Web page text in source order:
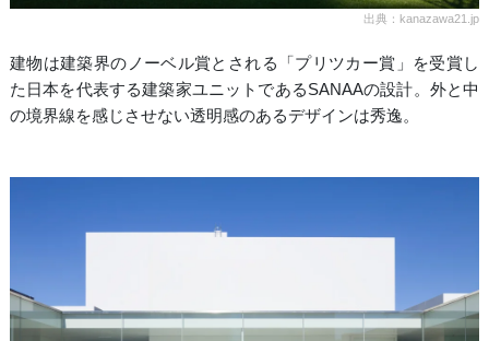
出典：kanazawa21.jp
建物は建築界のノーベル賞とされる「プリツカー賞」を受賞し
た日本を代表する建築家ユニットであるSANAAの設計。外と中
の境界線を感じさせない透明感のあるデザインは秀逸。